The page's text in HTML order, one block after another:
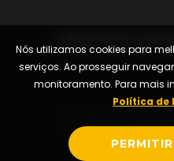
© Logmed · Todos
Nós utilizamos cookies para
serviços. Ao prosseguir
monitoramento. Para mais
Política de